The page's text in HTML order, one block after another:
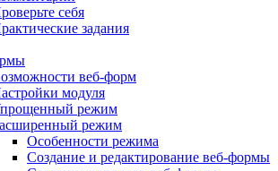
себя
задания
веб-форм
модуля
режим
режим
Особенности режима
Создание и редактирование веб-формы